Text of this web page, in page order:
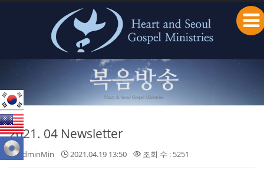
2021. 04 Newsletter
adminMin 2021.04.19 13:50 조회 수 : 5251